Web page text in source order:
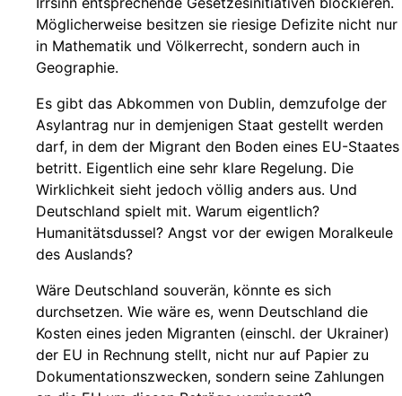
Möglicherweise besitzen sie riesige Defizite nicht nur
in Mathematik und Völkerrecht, sondern auch in
Geographie.
Es gibt das Abkommen von Dublin, demzufolge der
Asylantrag nur in demjenigen Staat gestellt werden
darf, in dem der Migrant den Boden eines EU-Staates
betritt. Eigentlich eine sehr klare Regelung. Die
Wirklichkeit sieht jedoch völlig anders aus. Und
Deutschland spielt mit. Warum eigentlich?
Humanitätsdussel? Angst vor der ewigen Moralkeule
des Auslands?
Wäre Deutschland souverän, könnte es sich
durchsetzen. Wie wäre es, wenn Deutschland die
Kosten eines jeden Migranten (einschl. der Ukrainer)
der EU in Rechnung stellt, nicht nur auf Papier zu
Dokumentationszwecken, sondern seine Zahlungen